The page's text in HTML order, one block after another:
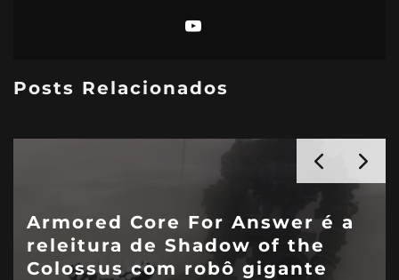
Posts Relacionados
Meu amor infantil por FMA2:
Curse of the Crimson Elixir